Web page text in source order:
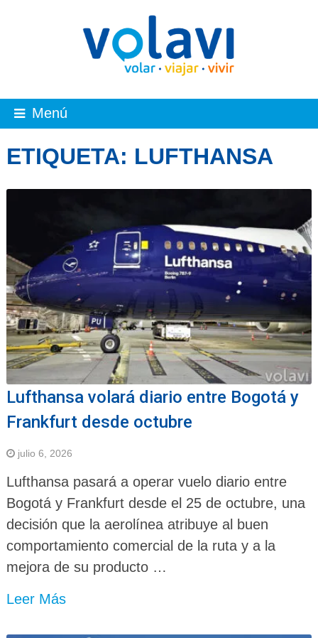
Menú
ETIQUETA: LUFTHANSA
Lufthansa volará diario entre Bogotá y
Frankfurt desde octubre
julio 6, 2026
Lufthansa pasará a operar vuelo diario entre
Bogotá y Frankfurt desde el 25 de octubre, una
decisión que la aerolínea atribuye al buen
comportamiento comercial de la ruta y a la
mejora de su producto …
Leer Más